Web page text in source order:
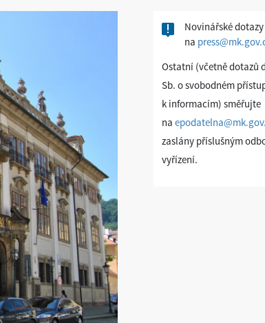
Novinářské
na
Ostatní (včetně dotazů
Sb. o svobodném
k informacím) směřujte
na
zaslány příslušným
vyřízení.